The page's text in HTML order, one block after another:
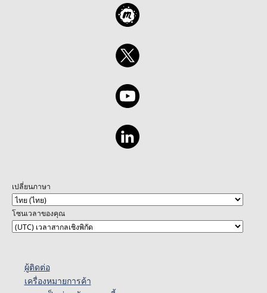
เปลี่ยนภาษา
โซนเวลาของคุณ
ผู้ติดต่อ
เครื่องหมายการค้า